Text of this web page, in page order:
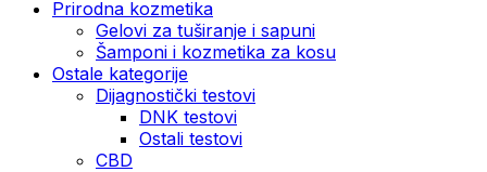
Prirodna kozmetika
Gelovi za tuširanje i sapuni
Šamponi i kozmetika za kosu
Ostale kategorije
Dijagnostički testovi
DNK testovi
Ostali testovi
CBD